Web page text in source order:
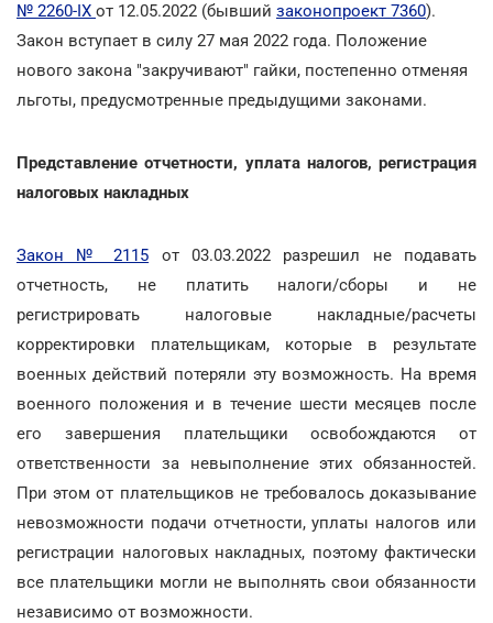
№ 2260-IX от 12.05.2022 (бывший законопроект 7360).
Закон вступает в силу 27 мая 2022 года. Положение
нового закона "закручивают" гайки, постепенно отменяя
льготы, предусмотренные предыдущими законами.
Представление отчетности, уплата налогов, регистрация
налоговых накладных
Закон № 2115 от 03.03.2022 разрешил не подавать
отчетность, не платить налоги/сборы и не
регистрировать налоговые накладные/расчеты
корректировки плательщикам, которые в результате
военных действий потеряли эту возможность. На время
военного положения и в течение шести месяцев после
его завершения плательщики освобождаются от
ответственности за невыполнение этих обязанностей.
При этом от плательщиков не требовалось доказывание
невозможности подачи отчетности, уплаты налогов или
регистрации налоговых накладных, поэтому фактически
все плательщики могли не выполнять свои обязанности
независимо от возможности.